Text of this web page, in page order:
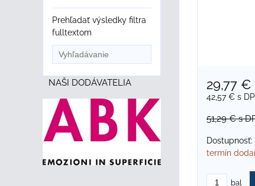
29,77 €
42,57 € s
51,29 €s
Dostupnosť:
termín
bal
Prehľadať výsledky filtra
fulltextom
NAŠI DODÁVATELIA